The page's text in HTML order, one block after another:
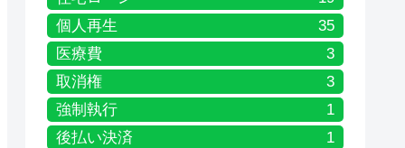
個人再生
35
医療費
3
取消権
3
強制執行
1
後払い決済
1